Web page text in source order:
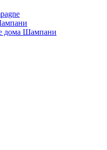
дома Шампани